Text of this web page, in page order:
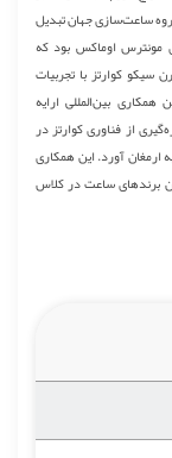
ساعت‌سازی جهان تبدیل
اوماکس بود که
سیکو کوارتز با تجربیات
بین‌المللی ارایه
از فناوری کوارتز در
آورد. این همکاری
برندهای ساعت در کلاس